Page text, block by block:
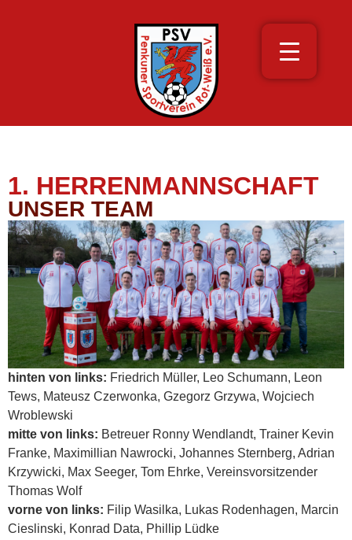
1. HERRENMANNSCHAFT
UNSER TEAM
hinten von links: Friedrich Müller, Leo Schumann, Leon
Tews, Mateusz Czerwonka, Gzegorz Grzywa, Wojciech
Wroblewski
mitte von links: Betreuer Ronny Wendlandt, Trainer Kevin
Franke, Maximillian Nawrocki, Johannes Sternberg, Adrian
Krzywicki, Max Seeger, Tom Ehrke, Vereinsvorsitzender
Thomas Wolf
vorne von links: Filip Wasilka, Lukas Rodenhagen, Marcin
Cieslinski, Konrad Data, Phillip Lüdke